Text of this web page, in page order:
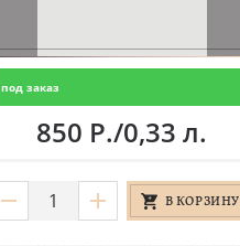
под заказ
850 Р./0,33 л.
В КОРЗИНУ